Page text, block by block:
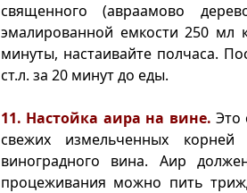
священного (авраамово
эмалированной емкости 250 мл
минуты, настаивайте полчаса.
ст.л. за 20 минут до еды.
11. Настойка аира на вине. Это
свежих измельченных
виноградного вина. Аир
процеживания можно пить